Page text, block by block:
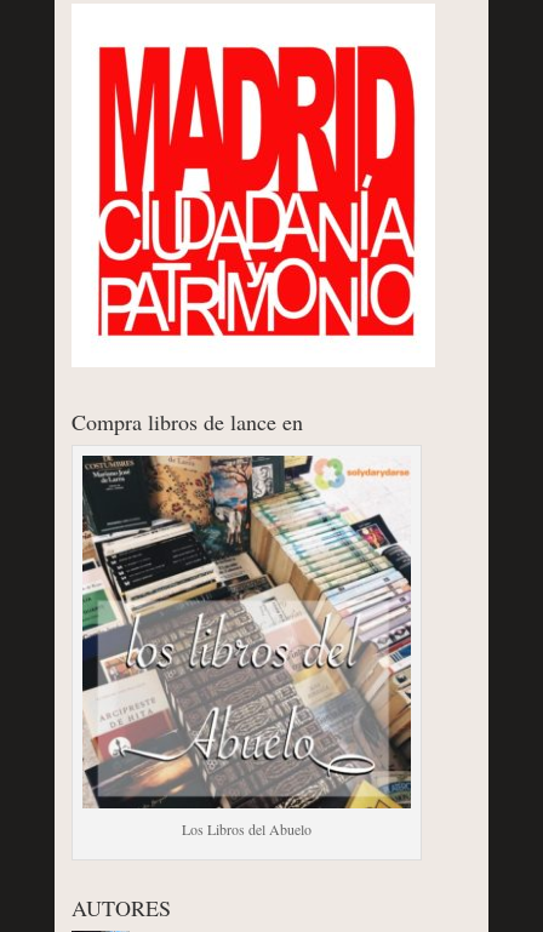
Compra libros de lance en
Los Libros del Abuelo
AUTORES